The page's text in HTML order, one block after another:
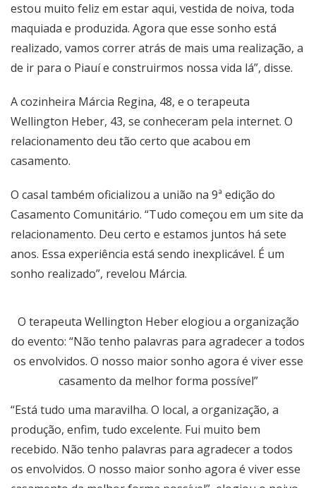
estou muito feliz em estar aqui, vestida de noiva, toda
maquiada e produzida. Agora que esse sonho está
realizado, vamos correr atrás de mais uma realização, a
de ir para o Piauí e construirmos nossa vida lá”, disse.
A cozinheira Márcia Regina, 48, e o terapeuta
Wellington Heber, 43, se conheceram pela internet. O
relacionamento deu tão certo que acabou em
casamento.
O casal também oficializou a união na 9ª edição do
Casamento Comunitário. “Tudo começou em um site da
relacionamento. Deu certo e estamos juntos há sete
anos. Essa experiência está sendo inexplicável. É um
sonho realizado”, revelou Márcia.
O terapeuta Wellington Heber elogiou a organização
do evento: “Não tenho palavras para agradecer a todos
os envolvidos. O nosso maior sonho agora é viver esse
casamento da melhor forma possível”
“Está tudo uma maravilha. O local, a organização, a
produção, enfim, tudo excelente. Fui muito bem
recebido. Não tenho palavras para agradecer a todos
os envolvidos. O nosso maior sonho agora é viver esse